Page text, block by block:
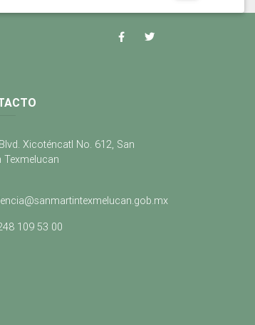
Blvd. Xicoténcatl No. 612, San
Texmelucan
109 53 00